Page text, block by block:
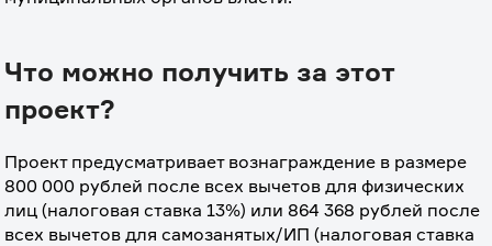
Что можно получить за этот
проект?
Проект предусматривает вознаграждение в размере
800 000 рублей после всех вычетов для физических
лиц (налоговая ставка 13%) или 864 368 рублей после
всех вычетов для самозанятых/ИП (налоговая ставка